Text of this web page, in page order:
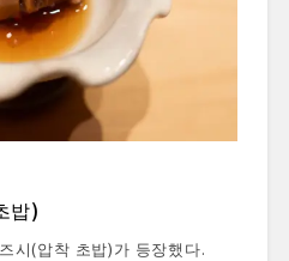
밥)
시(압착 초밥)가 등장했다.